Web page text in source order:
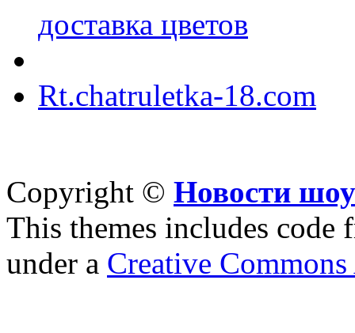
доставка цветов
Rt.chatruletka-18.com
Copyright © Новости
This themes includes code
under a Creative